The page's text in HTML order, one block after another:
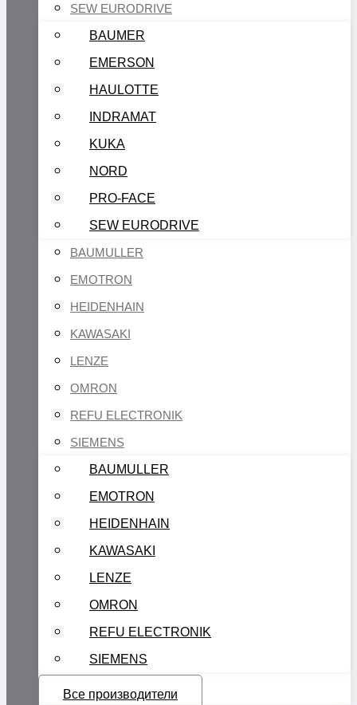
SEW EURODRIVE
BAUMER
EMERSON
HAULOTTE
INDRAMAT
KUKA
NORD
PRO-FACE
SEW EURODRIVE
BAUMULLER
EMOTRON
HEIDENHAIN
KAWASAKI
LENZE
OMRON
REFU ELECTRONIK
SIEMENS
BAUMULLER
EMOTRON
HEIDENHAIN
KAWASAKI
LENZE
OMRON
REFU ELECTRONIK
SIEMENS
Все производители